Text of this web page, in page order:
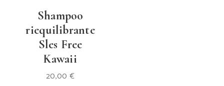
Shampoo
riequilibrante
Sles Free
Kawaii
20,00 €